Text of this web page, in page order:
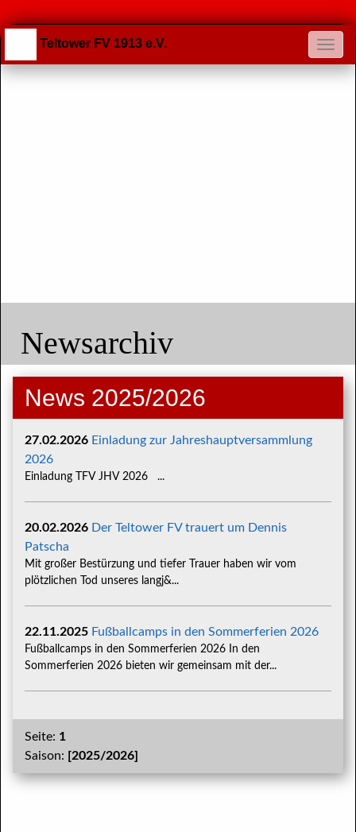
Teltower FV 1913 e.V.
Newsarchiv
News 2025/2026
27.02.2026 Einladung zur Jahreshauptversammlung
2026
Einladung TFV JHV 2026 ...
20.02.2026 Der Teltower FV trauert um Dennis
Patscha
Mit großer Bestürzung und tiefer Trauer haben wir vom
plötzlichen Tod unseres langj&...
22.11.2025 Fußballcamps in den Sommerferien 2026
Fußballcamps in den Sommerferien 2026 In den
Sommerferien 2026 bieten wir gemeinsam mit der...
Seite: 1
Saison: [2025/2026]